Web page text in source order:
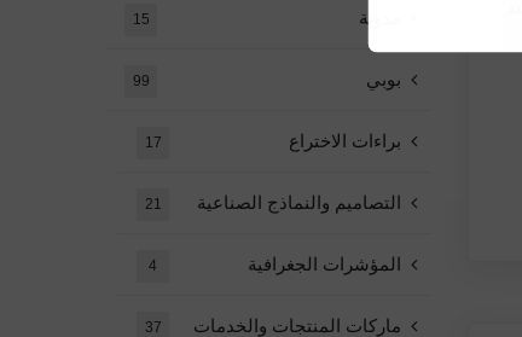
مدونة 15
بوبي 99
براءات الاختراع 17
التصاميم والنماذج الصناعية 21
المؤشرات الجغرافية 4
ماركات المنتجات والخدمات 37